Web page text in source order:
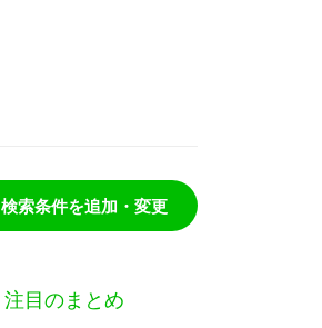
検索条件を追加・変更
注目のまとめ